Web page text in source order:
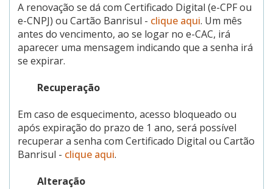
A renovação se dá com Certificado Digital (e-CPF ou
e-CNPJ) ou Cartão Banrisul - clique aqui. Um mês
antes do vencimento, ao se logar no e-CAC, irá
aparecer uma mensagem indicando que a senha irá
se expirar.
Recuperação
Em caso de esquecimento, acesso bloqueado ou
após expiração do prazo de 1 ano, será possível
recuperar a senha com Certificado Digital ou Cartão
Banrisul - clique aqui.
Alteração